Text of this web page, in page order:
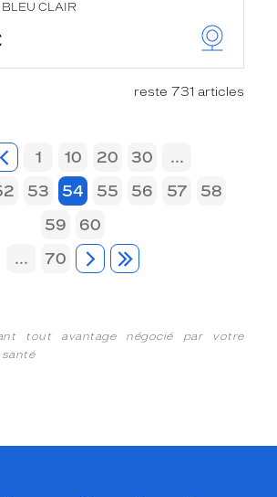
BLEU CLAIR
reste 731 articles
1 10 20 30
...
53 54 55 56 57
58
59
60
...
70
tout avantage négocié par votre